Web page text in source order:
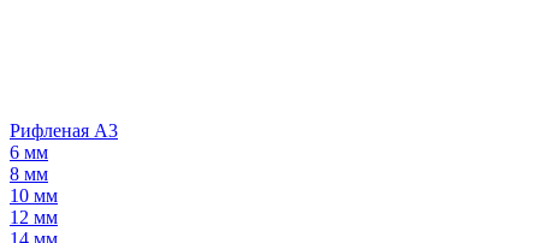
Рифленая А3
6 мм
8 мм
10 мм
12 мм
14 мм